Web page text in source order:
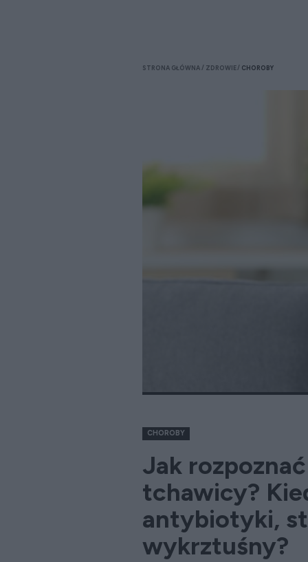
STRONA GŁÓWNA ZDROWIE CHOROBY
CHOROBY
Jak
tchawicy?
antybiotyki,
wykrztuśny?